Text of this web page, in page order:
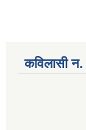
कविलासी